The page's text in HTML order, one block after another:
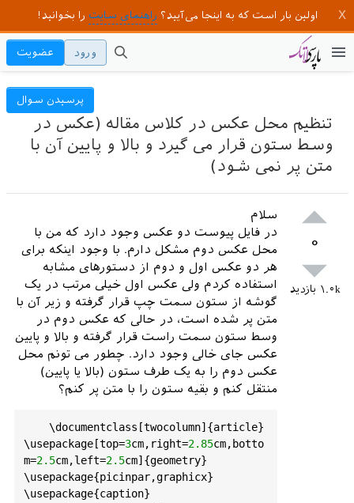
اولین بار است که به اینجا می‌آیید؟ راهنمای سایت را بخوانید!
ورود عضویت
تنظیم محل عکس در کلاس مقاله (عکس در
وسط ستون قرار می گیرد و بالا و پایین آن با
متن پر نمی شود)
پرسیدن سوال
۰
۱.۰k بازدید
سلام
در فایل پیوست دو عکس وجود دارد که من با
محل عکس دوم مشکل دارم. با وجود اینکه برای
هر دو عکس اول و دوم از دستورهای مشابه
استفاده کردم ولی عکس اول خیلی مرتب در یک
گوشه از ستون سمت چپ قرار گرفته و زیر آن با
متن پر شده است، در حالی که عکس دوم در
وسط ستون سمت راست قرار گرفته و بالا و پایین
عکس جای خالی وجود دارد. چطور می تونم محل
عکس دوم را به یک طرف ستون (بالا یا پایین)
منتقل کنم و بقیه ستون را با متن پر کنم؟
    \
documentclass [twocolumn]{article}
\usepackage[top=3cm, right=2.85cm, botto
m=2.5cm,left=2.5cm]{geometry}
\usepackage{picinpar,graphicx}
\usepackage{caption}